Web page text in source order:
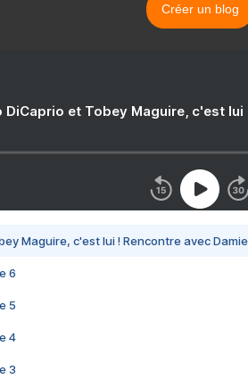
Créer un blog
DiCaprio et Tobey Maguire, c'est
Maguire, c'est lui ! Rencontre avec
6
5
4
3